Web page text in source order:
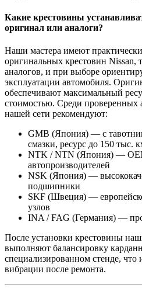
Какие крестовины
оригинал или аналоги?
Наши мастера имеют
оригинальных крестовин Nissan,
аналогов, и при выборе
эксплуатации автомобиля.
обеспечивают максимальный
стоимостью. Среди проверенных
нашей сети рекомендуют:
GMB (Япония) — с
смазки, ресурс до 150 тыс.
NTK / NTN (Япония) —
автопроизводителей
NSK (Япония) —
подшипники
SKF (Швеция) —
узлов
INA / FAG (Германия) —
После установки крестовины
выполняют балансировку
специализированном стенде, что
вибрации после ремонта.